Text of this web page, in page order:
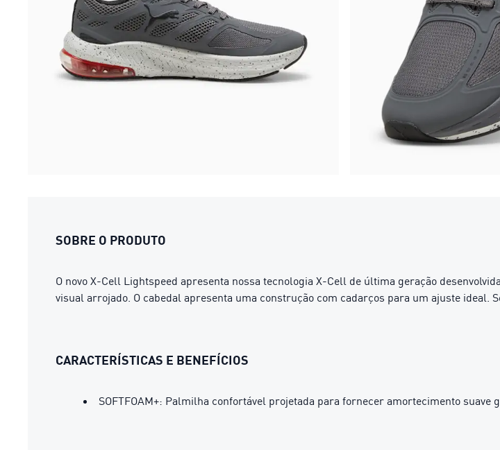
SOBRE O PRODUTO
O novo X-Cell Lightspeed apresenta nossa tecnologia X-Cell de última geração
visual arrojado. O cabedal apresenta uma construção com cadarços para um ajuste ideal.
CARACTERÍSTICAS E BENEFÍCIOS
SOFTFOAM+: Palmilha confortável projetada para fornecer amortecimento suave